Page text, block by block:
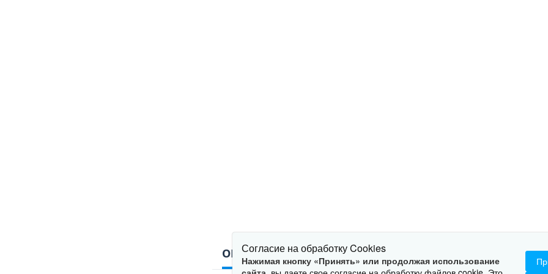
ОПИСАНИЕ ХАРАКТЕРИСТИКИ
Согласие на обработку Cookies
Нажимая кнопку «Принять» или продолжая использование